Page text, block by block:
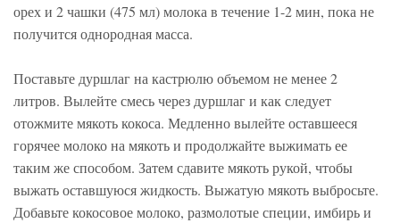
орех и 2 чашки (475 мл) молока в течение 1-2 мин, пока не
получится однородная масса.
Поставьте дуршлаг на кастрюлю объемом не менее 2
литров. Вылейте смесь через дуршлаг и как следует
отожмите мякоть кокоса. Медленно вылейте оставшееся
горячее молоко на мякоть и продолжайте выжимать ее
таким же способом. Затем сдавите мякоть рукой, чтобы
выжать оставшуюся жидкость. Выжатую мякоть выбросьте.
Добавьте кокосовое молоко, размолотые специи, имбирь и